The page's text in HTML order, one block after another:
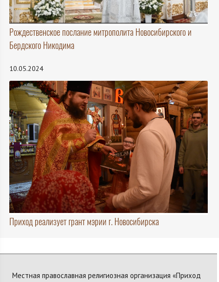
Рождественское послание митрополита Новосибирского и
Бердского Никодима
10.05.2024
Приход реализует грант мэрии г. Новосибирска
Местная православная религиозная организация «Приход